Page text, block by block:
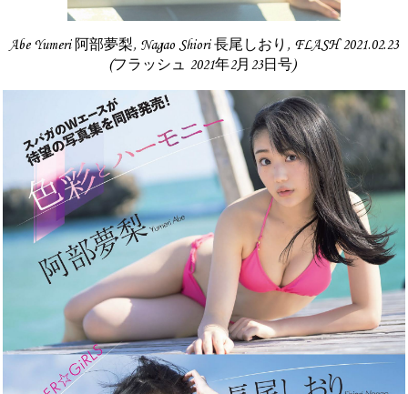
Abe Yumeri 阿部夢梨, Nagao Shiori 長尾しおり, FLASH 2021.02.23
(フラッシュ 2021年2月23日号)